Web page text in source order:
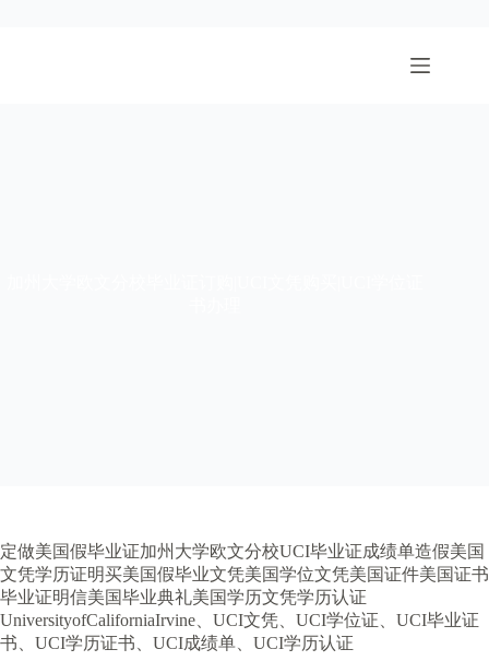
定做美国假毕业证加州大学欧文分校UCI毕业证成绩单造假美国
文凭学历证明买美国假毕业文凭美国学位文凭美国证件美国证书
毕业证明信美国毕业典礼美国学历文凭学历认证
UniversityofCaliforniaIrvine、UCI文凭、UCI学位证、UCI毕业证
书、UCI学历证书、UCI成绩单、UCI学历认证